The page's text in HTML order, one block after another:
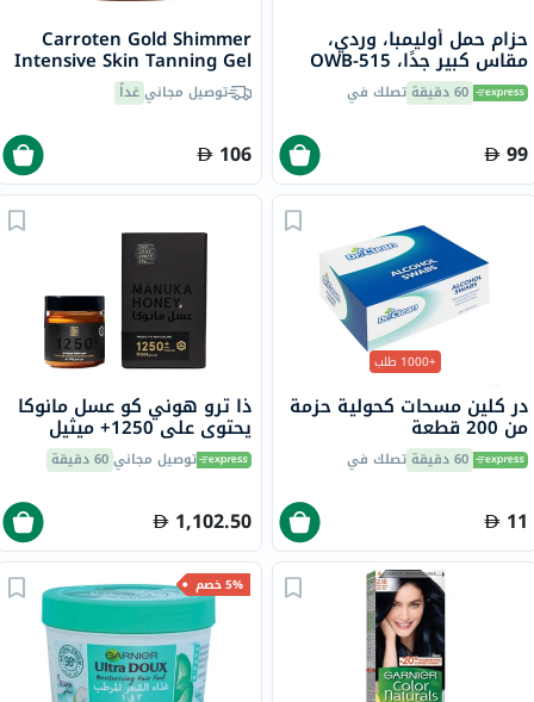
حزام حمل أوليمبا، وردي،
مقاس كبير جدًا، OWB-515
60 دقيقة تصلك في
99
Carroten Gold Shimmer
Intensive Skin Tanning Gel
150mlتوصيل مجانيغداً
106
+1000 طلب
در كلين مسحات كحولية حزمة
من 200 قطعة
60 دقيقة تصلك في
11
ذا ترو هوني كو عسل مانوكا
يحتوي على 1250+ ميثيل
غليوكسال و26+ عامل مانوكا
الفريد 250 جرامتوصيل مجاني60 دقيقة
1,102.50
5% خصم